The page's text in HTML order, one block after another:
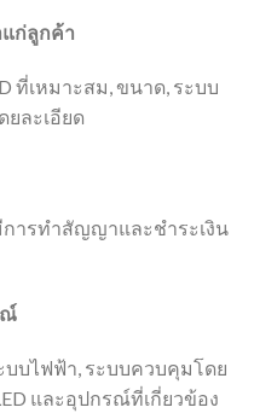
ก่ลูกค้า
ที่เหมาะสม, ขนาด, ระบบ
ละเอียด
ารทำสัญญาและชำระเงิน
ณ์
บไฟฟ้า, ระบบควบคุมโดย
และอุปกรณ์ที่เกี่ยวข้อง